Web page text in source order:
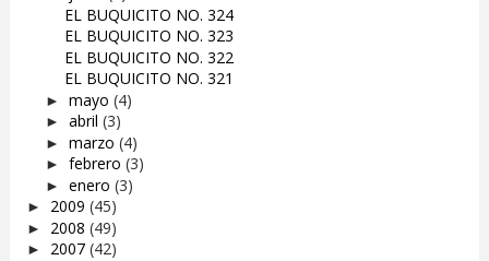
EL BUQUICITO NO. 324
EL BUQUICITO NO. 323
EL BUQUICITO NO. 322
EL BUQUICITO NO. 321
► mayo (4)
► abril (3)
► marzo (4)
► febrero (3)
► enero (3)
► 2009 (45)
► 2008 (49)
► 2007 (42)